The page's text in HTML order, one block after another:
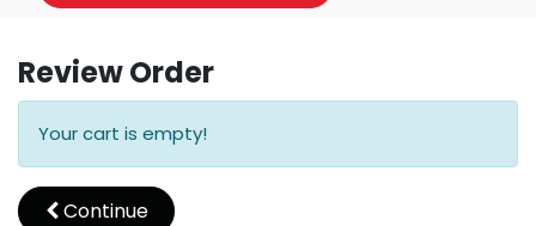
Review Order
Your cart is empty!
Continue